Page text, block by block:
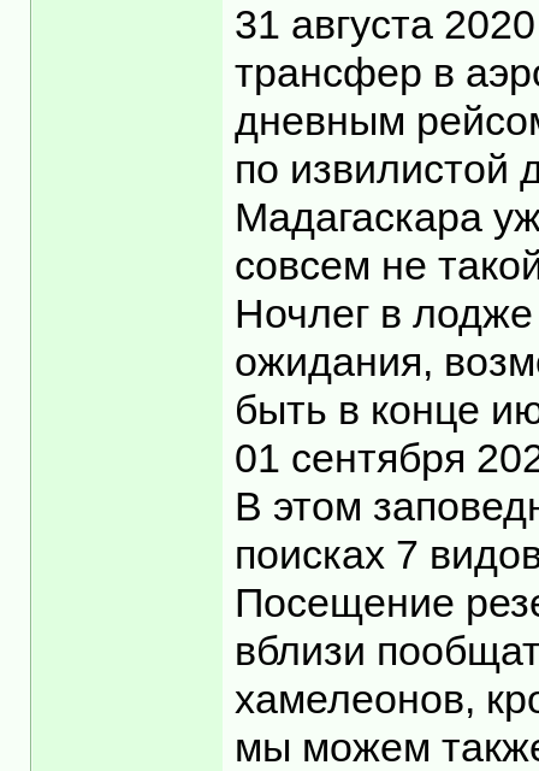
31 августа
трансфер в
дневным
по извилистой
Мадагаскара
совсем не
Ночлег в
ожидания,
быть в конце
01 сентября
В этом
поисках 7
Посещение
вблизи
хамелеонов,
мы можем